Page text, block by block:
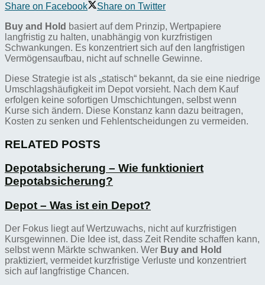
Share on Facebook
Share on Twitter
Buy and Hold basiert auf dem Prinzip, Wertpapiere
langfristig zu halten, unabhängig von kurzfristigen
Schwankungen. Es konzentriert sich auf den langfristigen
Vermögensaufbau, nicht auf schnelle Gewinne.
Diese Strategie ist als „statisch“ bekannt, da sie eine niedrige
Umschlagshäufigkeit im Depot vorsieht. Nach dem Kauf
erfolgen keine sofortigen Umschichtungen, selbst wenn
Kurse sich ändern. Diese Konstanz kann dazu beitragen,
Kosten zu senken und Fehlentscheidungen zu vermeiden.
RELATED POSTS
Depotabsicherung – Wie funktioniert
Depotabsicherung?
Depot – Was ist ein Depot?
Der Fokus liegt auf Wertzuwachs, nicht auf kurzfristigen
Kursgewinnen. Die Idee ist, dass Zeit Rendite schaffen kann,
selbst wenn Märkte schwanken. Wer Buy and Hold
praktiziert, vermeidet kurzfristige Verluste und konzentriert
sich auf langfristige Chancen.